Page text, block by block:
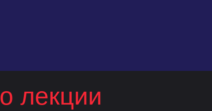
о лекции